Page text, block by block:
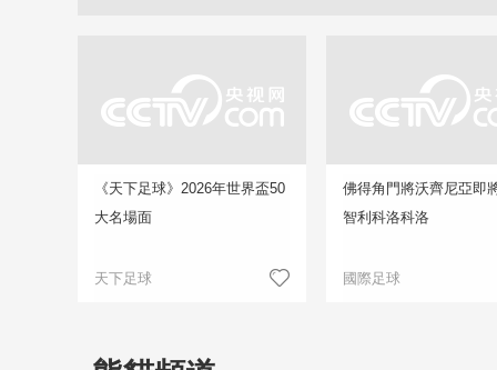
《天下足球》2026年世界盃50
大名場面
天下足球
佛得角門將沃齊尼亞即
智利科洛科洛
國際足球